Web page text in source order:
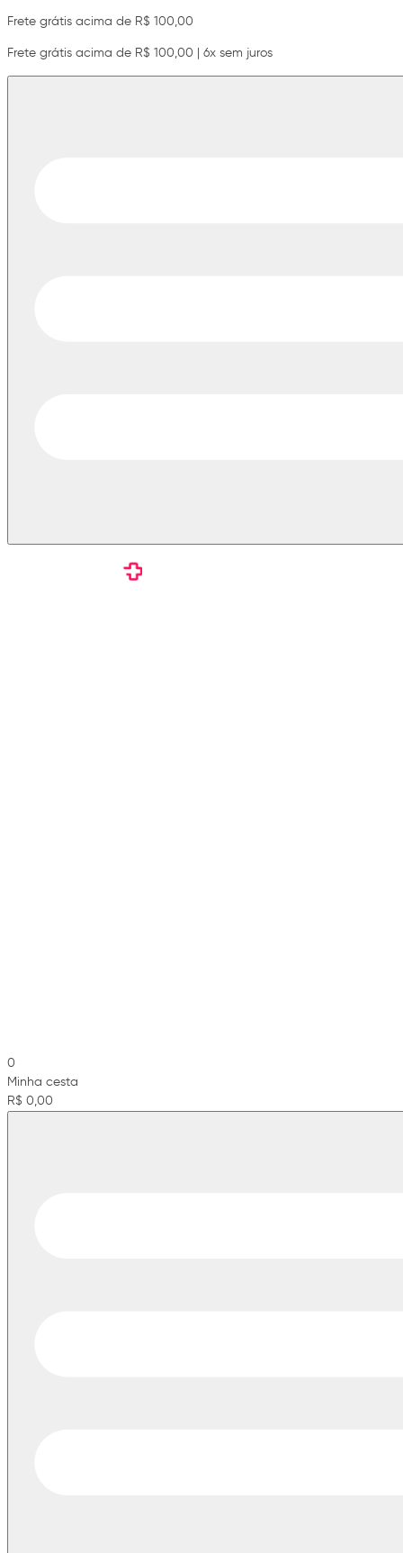
Frete grátis acima de R$ 100,00
Frete grátis acima de R$ 100,00 | 6x sem juros
0
Minha cesta
R$ 0,00